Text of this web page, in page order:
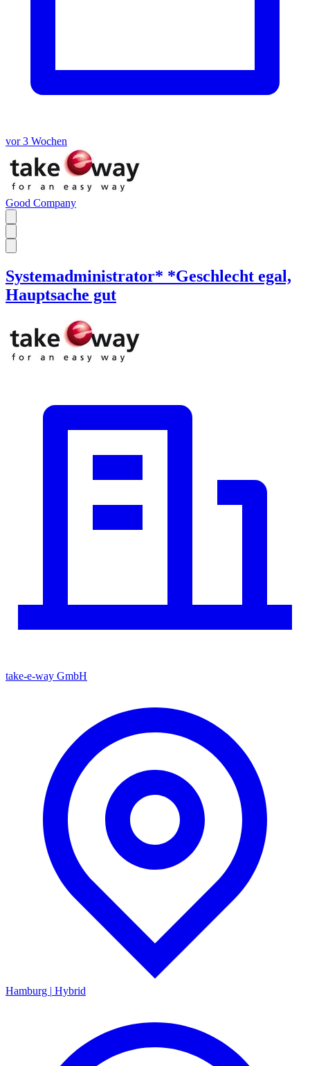
vor 3 Wochen
Good Company
Systemadministrator* *Geschlecht egal,
Hauptsache gut
take-e-way GmbH
Hamburg | Hybrid